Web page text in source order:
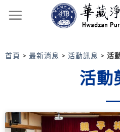
首頁 > 最新消息 > 活動訊息 > 活
活動